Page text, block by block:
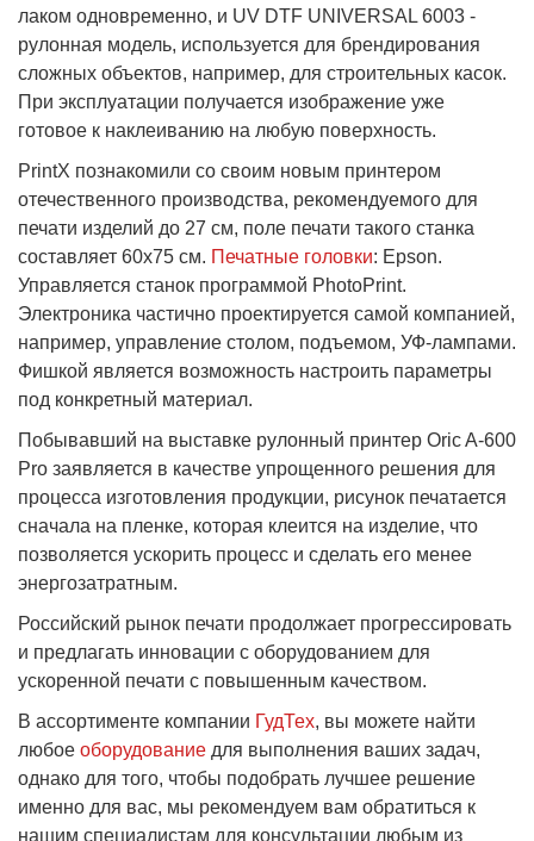
лаком одновременно, и UV DTF UNIVERSAL 6003 -
рулонная модель, используется для брендирования
сложных объектов, например, для строительных касок.
При эксплуатации получается изображение уже
готовое к наклеиванию на любую поверхность.
PrintX познакомили со своим новым принтером
отечественного производства, рекомендуемого для
печати изделий до 27 см, поле печати такого станка
составляет 60х75 см. Печатные головки: Epson.
Управляется станок программой PhotoPrint.
Электроника частично проектируется самой компанией,
например, управление столом, подъемом, УФ-лампами.
Фишкой является возможность настроить параметры
под конкретный материал.
Побывавший на выставке рулонный принтер Oric A-600
Pro заявляется в качестве упрощенного решения для
процесса изготовления продукции, рисунок печатается
сначала на пленке, которая клеится на изделие, что
позволяется ускорить процесс и сделать его менее
энергозатратным.
Российский рынок печати продолжает прогрессировать
и предлагать инновации с оборудованием для
ускоренной печати с повышенным качеством.
В ассортименте компании ГудТех, вы можете найти
любое оборудование для выполнения ваших задач,
однако для того, чтобы подобрать лучшее решение
именно для вас, мы рекомендуем вам обратиться к
нашим специалистам для консультации любым из